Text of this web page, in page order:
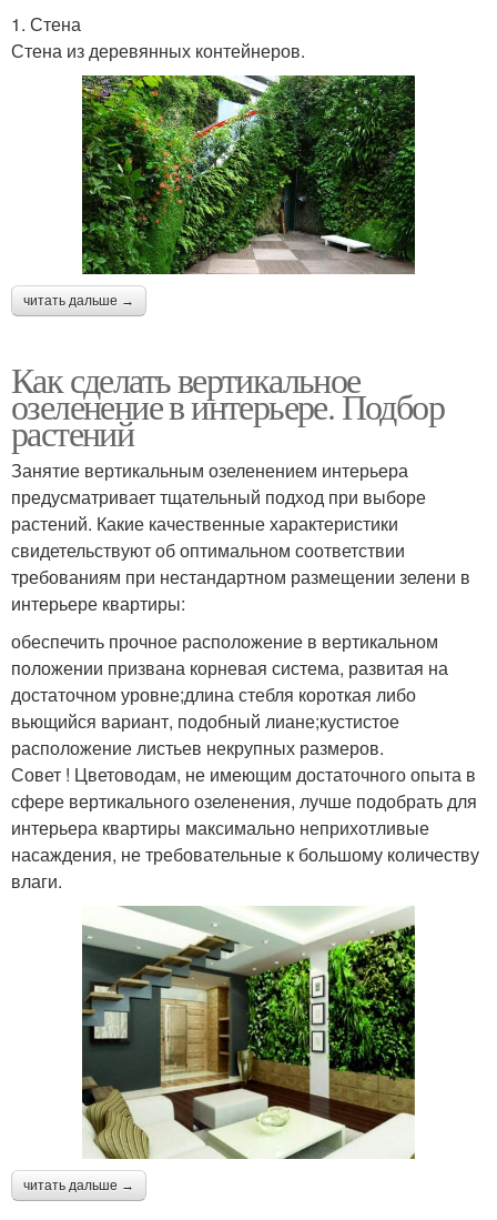
1. Стена
Стена из деревянных контейнеров.
читать дальше →
Как сделать вертикальное
озеленение в интерьере. Подбор
растений
Занятие вертикальным озеленением интерьера
предусматривает тщательный подход при выборе
растений. Какие качественные характеристики
свидетельствуют об оптимальном соответствии
требованиям при нестандартном размещении зелени в
интерьере квартиры:
обеспечить прочное расположение в вертикальном
положении призвана корневая система, развитая на
достаточном уровне;длина стебля короткая либо
вьющийся вариант, подобный лиане;кустистое
расположение листьев некрупных размеров.
Совет ! Цветоводам, не имеющим достаточного опыта в
сфере вертикального озеленения, лучше подобрать для
интерьера квартиры максимально неприхотливые
насаждения, не требовательные к большому количеству
влаги.
читать дальше →